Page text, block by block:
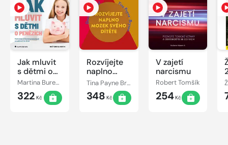
Jak mluvit
s dětmi o
penězích Martina Burešová
322 Kč
Rozvíjejte
naplno
mozek
svého
dítěte
Tina Payne Bryson, Ph.D., Daniel J. Siegel
348 Kč
V zajetí
narcismu
Robert Tomšík
254Kč